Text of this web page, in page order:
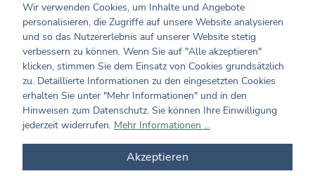
Verarbeitung: aus Kunststoff, mit Leinen überzogen
Hersteller und verantwortliche Person:
Coppenrath Verlag GmbH & Co. KG
Hafenweg 30
48155 Münster
info@coppenrath.de
Kundenmeinungen
0 von 0 Bewertungen
Wir verwenden Cookies, um Inhalte und Angebote
personalisieren, die Zugriffe auf unsere Website analysieren
und so das Nutzererlebnis auf unserer Website stetig
verbessern zu können. Wenn Sie auf "Alle akzeptieren"
klicken, stimmen Sie dem Einsatz von Cookies grundsätzlich
zu. Detaillierte Informationen zu den eingesetzten Cookies
erhalten Sie unter "Mehr Informationen" und in den
Hinweisen zum Datenschutz. Sie können Ihre Einwilligung
jederzeit widerrufen. Mehr Informationen ...
Akzeptieren